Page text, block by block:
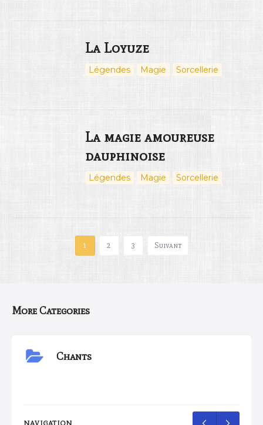
La Loyuze
Légendes Magie Sorcellerie
La magie amoureuse
dauphinoise
Légendes Magie Sorcellerie
1 2 3 Suivant
More Categories
Chants
NAVIGATION